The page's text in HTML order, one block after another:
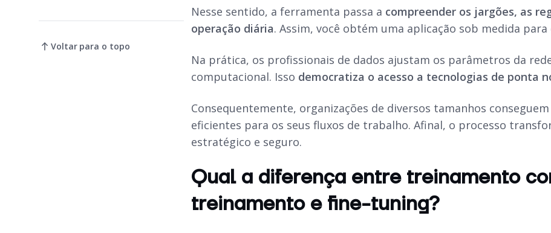
Voltar para o topo
Nesse sentido, a ferramenta passa a compreender os jargões, as
operação diária. Assim, você obtém uma aplicação sob medida
Na prática, os profissionais de dados ajustam os parâmetros da
computacional. Isso democratiza o acesso a tecnologias de ponta
Consequentemente, organizações de diversos tamanhos
eficientes para os seus fluxos de trabalho. Afinal, o processo
estratégico e seguro.
Qual a diferença entre treinamento
treinamento e fine-tuning?